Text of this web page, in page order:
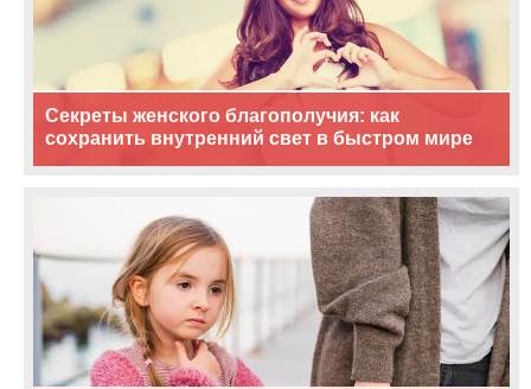
Секреты женского благополучия: как
сохранить внутренний свет в быстром мире